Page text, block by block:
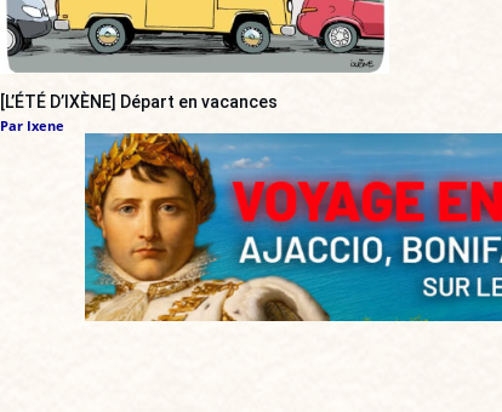
[L’ÉTÉ D’IXÈNE] Départ en vacances
Par Ixene